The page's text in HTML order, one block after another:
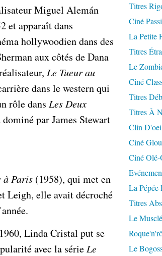
Miguel Alemán
et apparaît dans
hollywoodien dans des
aux côtés de Dana
Le Tueur au
dans le western qui
rôle dans Les Deux
par James Stewart
à Paris (1958), qui met en
Leigh, elle avait décroché
Linda Cristal put se
avec la série Le
Titres
Ciné
La Petite
Titres
Le
Ciné
Titres
Titres À
Clin
Ciné
Ciné
La Pépée
Titres
Le
Le